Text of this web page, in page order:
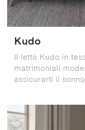
Kudo
Il letto Kudo in
matrimoniali
assicurarti il